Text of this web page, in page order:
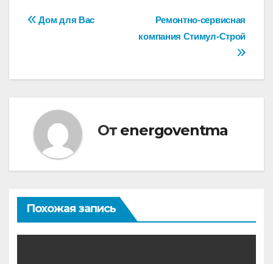
Навигация
записям
Ремонтно-сервисная
компания Стимул-Строй
Дом для Вас
От energoventma
Похожая запись